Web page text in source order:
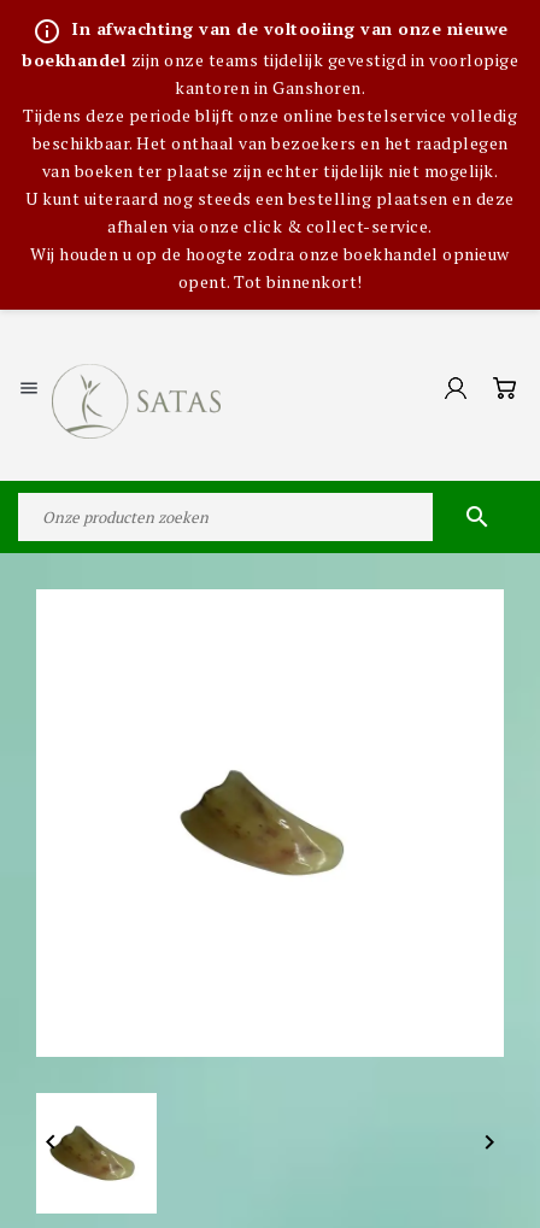
info_outline In afwachting van de voltooiing van onze nieuwe
boekhandel zijn onze teams tijdelijk gevestigd in voorlopige
kantoren in Ganshoren.
Tijdens deze periode blijft onze online bestelservice volledig
beschikbaar. Het onthaal van bezoekers en het raadplegen
van boeken ter plaatse zijn echter tijdelijk niet mogelijk.
U kunt uiteraard nog steeds een bestelling plaatsen en deze
afhalen via onze click & collect-service.
Wij houden u op de hoogte zodra onze boekhandel opnieuw
opent. Tot binnenkort!


 